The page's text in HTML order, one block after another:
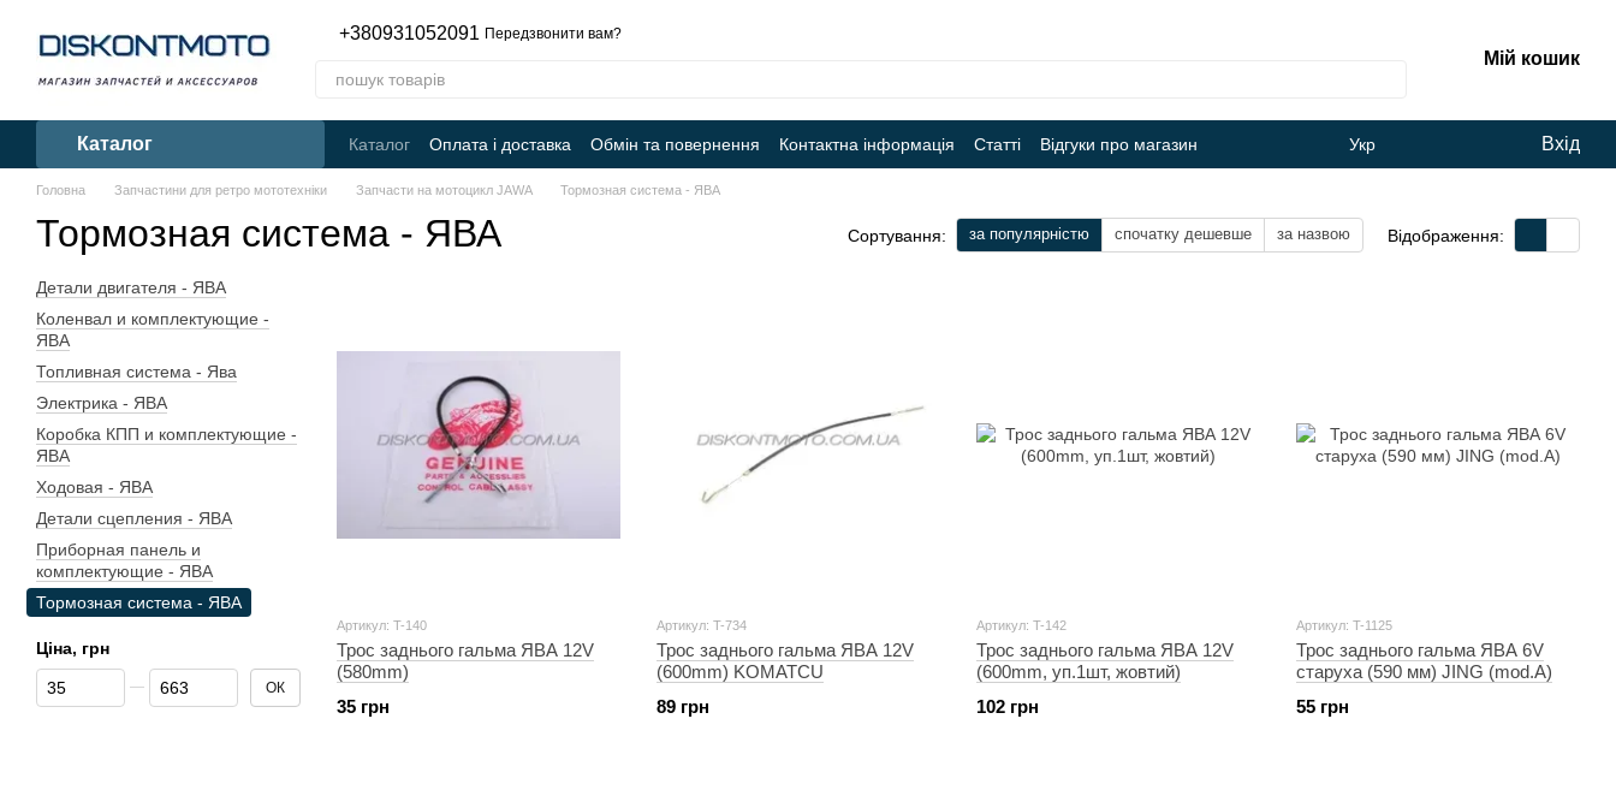
+380931052091 Передзвонити вам?
Мій кошик
Каталог Каталог Оплата і доставка Обмін та повернення Контактна інформація Статті Відгуки про магазин Укр Вхід
Головна Запчастини для ретро мототехніки Запчасти на мотоцикл JAWA Тормозная система - ЯВА
Тормозная система - ЯВА Сортування: за популярністю спочатку дешевше за назвою Відображення:
Артикул: T-140
Трос заднього гальма ЯВА 12V
(580mm)
35 грн
Артикул: T-734
Трос заднього гальма ЯВА 12V
(600mm) KOMATCU
89 грн
Артикул: T-142
Трос заднього гальма ЯВА 12V
(600mm, уп.1шт, жовтий)
102 грн
Артикул: T-1125
Трос заднього гальма ЯВА 6V
старуха (590 мм) JING (mod.A)
55 грн
Детали двигателя - ЯВА
Коленвал и комплектующие -
ЯВА
Топливная система - Ява
Электрика - ЯВА
Коробка КПП и комплектующие -
ЯВА
Ходовая - ЯВА
Детали сцепления - ЯВА
Приборная панель и
комплектующие - ЯВА
Тормозная система - ЯВА
Ціна, грн
Від Ціна, грн
До Ціна, грн ОК